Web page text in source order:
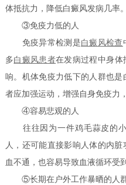
体抵抗力，降低白癜风发病几率。
③免疫力低的人
免疫异常检测是白癜风检查
多白癜风患者在发病过程中身体
响。机体免疫力低下的人群也
者应加强运动，增强自身免疫力
④容易悲观的人
往往因为一件鸡毛蒜皮的小
人，还可能直接影响人体的内
血不通，也容易导致血液循环受
⑤长期在户外工作暴晒的人